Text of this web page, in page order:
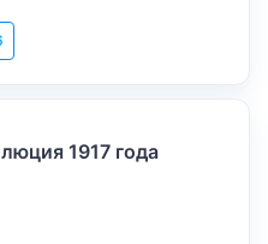
1917 года